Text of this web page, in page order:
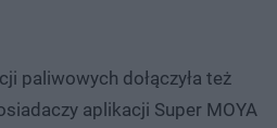
paliwowych dołączyła też
aplikacji Super MOYA